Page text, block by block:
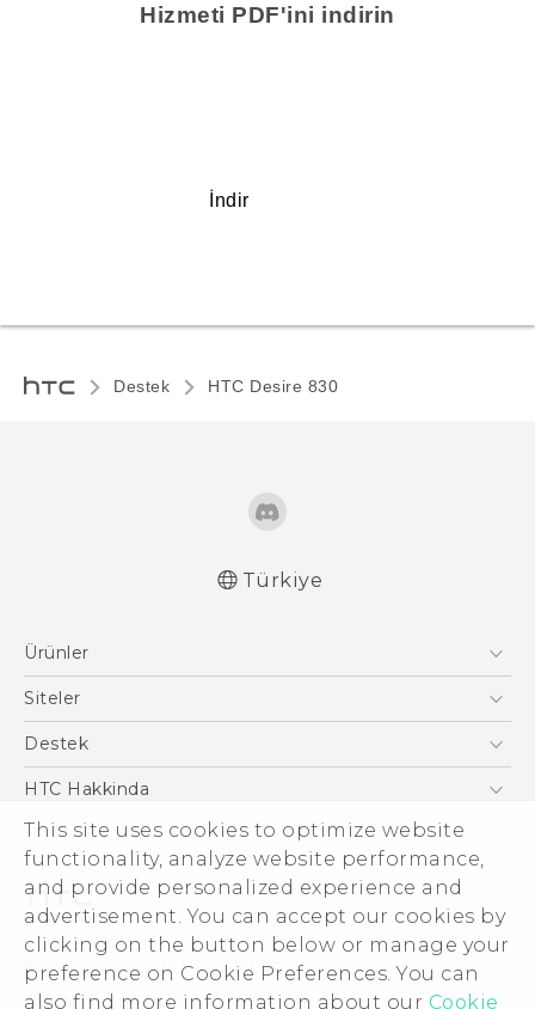
This site uses cookies to optimize website
functionality, analyze website performance,
and provide personalized experience and
advertisement. You can accept our cookies by
clicking on the button below or manage your
preference on Cookie Preferences. You can
also find more information about our Cookie
Hizmeti PDF'ini indirin
İndir
Destek HTC Desire 830‎
Türkiye
Ürünler
Akıllı Telefonlar
VIVE
Siteler
HTC Dev
Destek
Destek Merkezi
HTC Hakkinda
ESG
Yatırımcı (İNGİLİZCE)
Gizlilik Politikası
Ürün Güvenliği
Cookie Preferences
© 2011-2026 HTC Corporation
Hukuk Terimleri